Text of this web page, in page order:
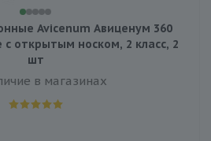
Avicenum Авиценум 360
открытым носком, 2 класс, 2
шт
в магазинах